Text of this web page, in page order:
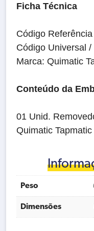
Ficha Técnica
Código
Código Universal
Marca: Quimatic
Conteúdo da
01 Unid.
Quimatic
Peso
Dimensões